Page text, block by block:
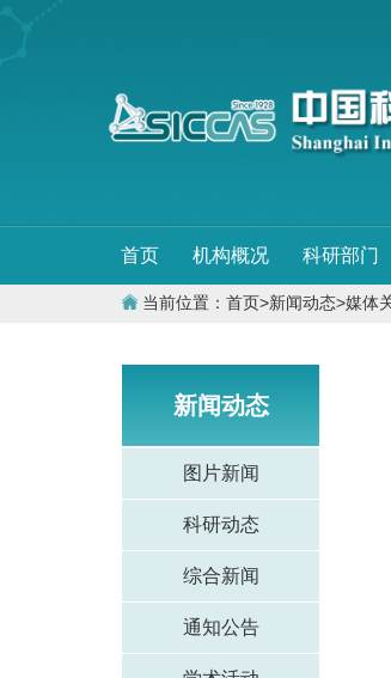
首页 机构概况 科研部门
当前位置： 首页>新闻动态>媒体
新闻动态
图片新闻
科研动态
综合新闻
通知公告